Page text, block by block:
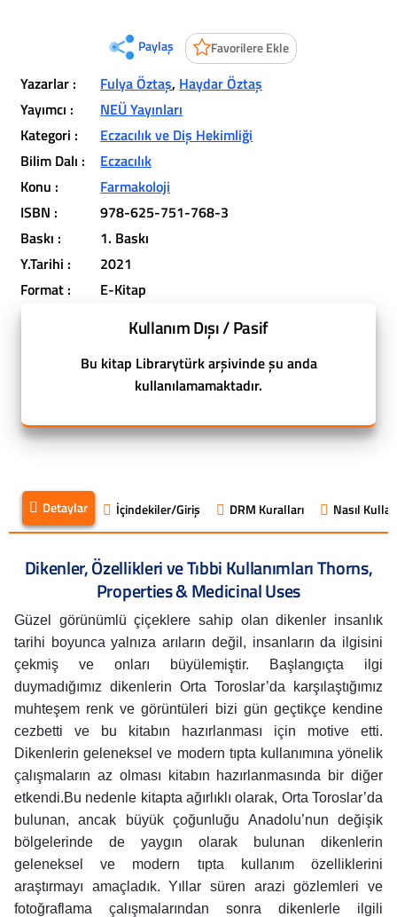
Paylaş Favorilere Ekle
Yazarlar : Fulya Öztaş, Haydar Öztaş
Yayımcı :
NEÜ Yayınları
Kategori :
Eczacılık ve Diş Hekimliği
Bilim Dalı :
Eczacılık
Konu :
Farmakoloji
ISBN :
978-625-751-768-3
Baskı :
1. Baskı
Y.Tarihi :
2021
Format :
E-Kitap
Kullanım Dışı / Pasif
Bu kitap Librarytürk arşivinde şu anda
kullanılamamaktadır.
Detaylar İçindekiler/Giriş DRM Kuralları Nasıl
Dikenler, Özellikleri ve Tıbbi Kullanımları Thorns,
Properties & Medicinal Uses
Güzel görünümlü çiçeklere sahip olan dikenler insanlık
tarihi boyunca yalnıza arıların değil, insanların da ilgisini
çekmiş ve onları büyülemiştir. Başlangıçta ilgi
duymadığımız dikenlerin Orta Toroslar’da karşılaştığımız
muhteşem renk ve görüntüleri bizi gün geçtikçe kendine
cezbetti ve bu kitabın hazırlanması için motive etti.
Dikenlerin geleneksel ve modern tıpta kullanımına yönelik
çalışmaların az olması kitabın hazırlanmasında bir diğer
etkendi.Bu nedenle kitapta ağırlıklı olarak, Orta Toroslar’da
bulunan, ancak büyük çoğunluğu Anadolu’nun değişik
bölgelerinde de yaygın olarak bulunan dikenlerin
geleneksel ve modern tıpta kullanım özelliklerini
araştırmayı amaçladık. Yıllar süren arazi gözlemleri ve
fotoğraflama çalışmalarından sonra dikenlerle ilgili